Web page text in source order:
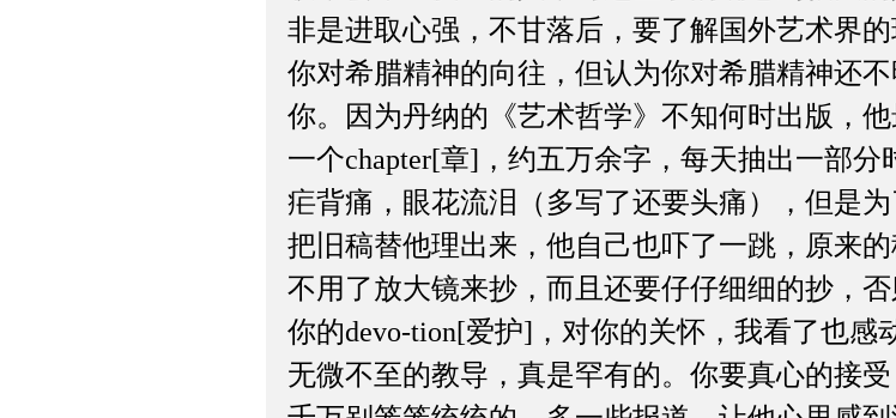
非是进取心强，不甘落后，要了解国外艺术界
你对希腊精神的向往，但认为你对希腊精神还
你。因为丹纳的《艺术哲学》不知何时出版，
一个chapter[章]，约五万余字，每天抽出一部
疟背痛，眼花流泪（多写了还要头痛），但是
把旧稿替他理出来，他自己也吓了一跳，原来
不用了放大镜来抄，而且还要仔仔细细的抄，
你的devo-tion[爱护]，对你的关怀，我看了也感
无微不至的教导，真是罕有的。你要真心的接